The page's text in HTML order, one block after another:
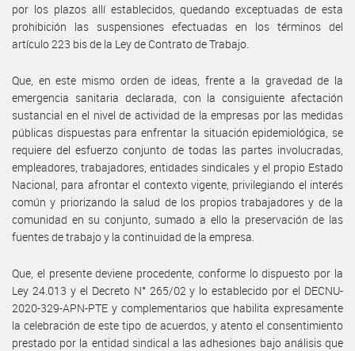
por los plazos allí establecidos, quedando exceptuadas de esta
prohibición las suspensiones efectuadas en los términos del
artículo 223 bis de la Ley de Contrato de Trabajo.
Que, en este mismo orden de ideas, frente a la gravedad de la
emergencia sanitaria declarada, con la consiguiente afectación
sustancial en el nivel de actividad de la empresas por las medidas
públicas dispuestas para enfrentar la situación epidemiológica, se
requiere del esfuerzo conjunto de todas las partes involucradas,
empleadores, trabajadores, entidades sindicales y el propio Estado
Nacional, para afrontar el contexto vigente, privilegiando el interés
común y priorizando la salud de los propios trabajadores y de la
comunidad en su conjunto, sumado a ello la preservación de las
fuentes de trabajo y la continuidad de la empresa.
Que, el presente deviene procedente, conforme lo dispuesto por la
Ley 24.013 y el Decreto N° 265/02 y lo establecido por el DECNU-
2020-329-APN-PTE y complementarios que habilita expresamente
la celebración de este tipo de acuerdos, y atento el consentimiento
prestado por la entidad sindical a las adhesiones bajo análisis que